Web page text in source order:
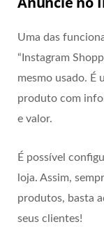
Uma das
“Instagram
mesmo usado. É
produto com
e valor.
É possível
loja. Assim,
produtos, basta
seus clientes!